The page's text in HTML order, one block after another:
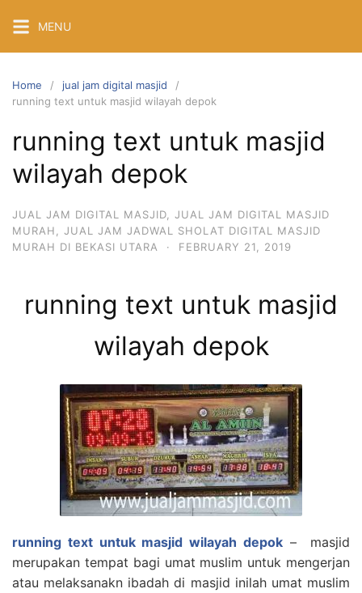
content
MENU
Home
jual jam digital masjid
running text untuk masjid wilayah depok
running text untuk masjid
wilayah depok
JUAL JAM DIGITAL MASJID
JUAL JAM DIGITAL MASJID
MURAH
JUAL JAM JADWAL SHOLAT DIGITAL MASJID
MURAH DI BEKASI UTARA
· FEBRUARY 21, 2019
running text untuk masjid
wilayah depok
running text untuk masjid wilayah depok – masjid
merupakan tempat bagi umat muslim untuk mengerjan
atau melaksanakn ibadah di masjid inilah umat muslim